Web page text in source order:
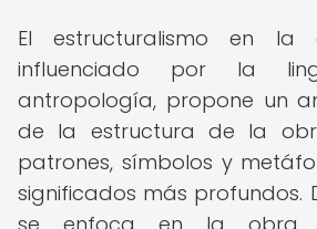
El estructuralismo en la
influenciado por la
antropología, propone un
de la estructura de la
patrones, símbolos y
significados más profundos.